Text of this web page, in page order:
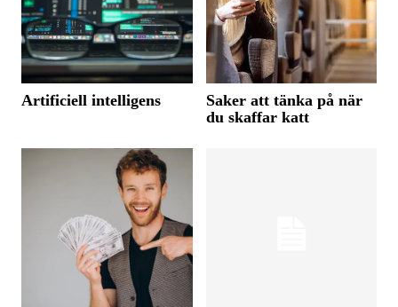
Artificiell intelligens
Saker att tänka på när
du skaffar katt